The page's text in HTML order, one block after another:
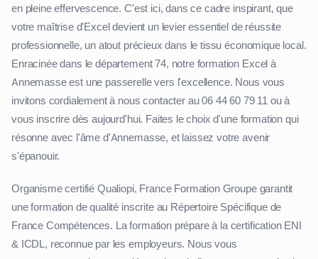
en pleine effervescence. C'est ici, dans ce cadre inspirant, que
votre maîtrise d'Excel devient un levier essentiel de réussite
professionnelle, un atout précieux dans le tissu économique local.
Enracinée dans le département 74, notre formation Excel à
Annemasse est une passerelle vers l'excellence. Nous vous
invitons cordialement à nous contacter au 06 44 60 79 11 ou à
vous inscrire dès aujourd'hui. Faites le choix d'une formation qui
résonne avec l'âme d'Annemasse, et laissez votre avenir
s'épanouir.
Organisme certifié Qualiopi, France Formation Groupe garantit
une formation de qualité inscrite au Répertoire Spécifique de
France Compétences. La formation prépare à la certification ENI
& ICDL, reconnue par les employeurs. Nous vous